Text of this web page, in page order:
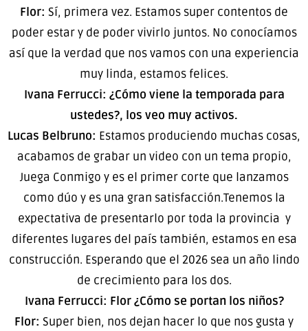
Flor: Sí, primera vez. Estamos super contentos de
poder estar y de poder vivirlo juntos. No conocíamos
así que la verdad que nos vamos con una experiencia
muy linda, estamos felices.
Ivana Ferrucci: ¿Cómo viene la temporada para
ustedes?, los veo muy activos.
Lucas Belbruno: Estamos produciendo muchas cosas,
acabamos de grabar un video con un tema propio,
Juega Conmigo y es el primer corte que lanzamos
como dúo y es una gran satisfacción.Tenemos la
expectativa de presentarlo por toda la provincia y
diferentes lugares del país también, estamos en esa
construcción. Esperando que el 2026 sea un año lindo
de crecimiento para los dos.
Ivana Ferrucci: Flor ¿Cómo se portan los niños?
Flor: Super bien, nos dejan hacer lo que nos gusta y